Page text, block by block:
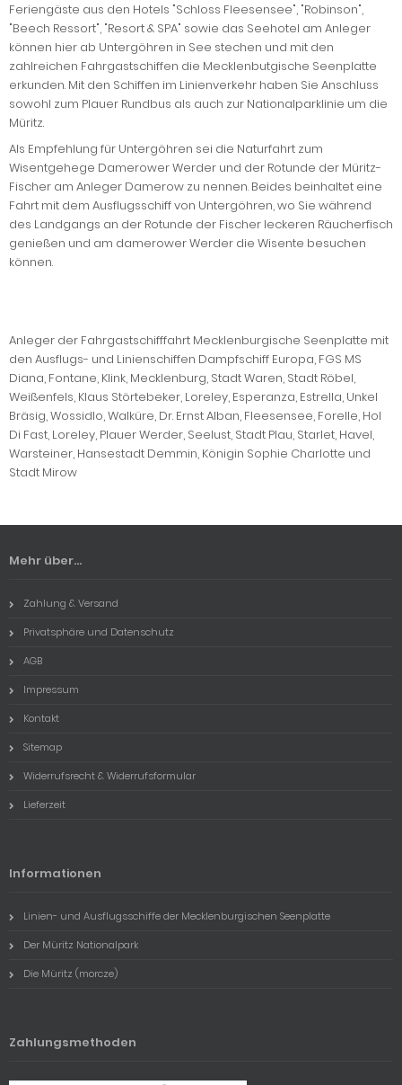
Feriengäste aus den Hotels "Schloss Fleesensee", "Robinson",
"Beech Ressort", "Resort & SPA" sowie das Seehotel am Anleger
können hier ab Untergöhren in See stechen und mit den
zahlreichen Fahrgastschiffen die Mecklenbutgische Seenplatte
erkunden. Mit den Schiffen im Linienverkehr haben Sie Anschluss
sowohl zum Plauer Rundbus als auch zur Nationalparklinie um die
Müritz.
Als Empfehlung für Untergöhren sei die Naturfahrt zum
Wisentgehege Damerower Werder und der Rotunde der Müritz-
Fischer am Anleger Damerow zu nennen. Beides beinhaltet eine
Fahrt mit dem Ausflugsschiff von Untergöhren, wo Sie während
des Landgangs an der Rotunde der Fischer leckeren Räucherfisch
genießen und am damerower Werder die Wisente besuchen
können.
Anleger der Fahrgastschifffahrt Mecklenburgische Seenplatte mit
den Ausflugs- und Linienschiffen Dampfschiff Europa, FGS MS
Diana, Fontane, Klink, Mecklenburg, Stadt Waren, Stadt Röbel,
Weißenfels, Klaus Störtebeker, Loreley, Esperanza, Estrella, Unkel
Bräsig, Wossidlo, Walküre, Dr. Ernst Alban, Fleesensee, Forelle, Hol
Di Fast, Loreley, Plauer Werder, Seelust, Stadt Plau, Starlet, Havel,
Warsteiner, Hansestadt Demmin, Königin Sophie Charlotte und
Stadt Mirow
Mehr über...
Zahlung & Versand
Privatsphäre und Datenschutz
AGB
Impressum
Kontakt
Sitemap
Widerrufsrecht & Widerrufsformular
Lieferzeit
Informationen
Linien- und Ausflugsschiffe der Mecklenburgischen Seenplatte
Der Müritz Nationalpark
Die Müritz (morcze)
Zahlungsmethoden